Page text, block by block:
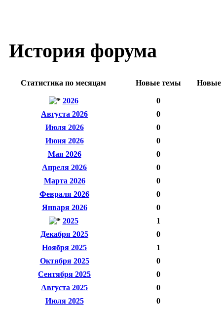
История форума
Статистика по месяцам Новые темы Новые
2026
0
Августа 2026
0
Июля 2026
0
Июня 2026
0
Мая 2026
0
Апреля 2026
0
Марта 2026
0
Февраля 2026
0
Января 2026
0
2025
1
Декабря 2025
0
Ноября 2025
1
Октября 2025
0
Сентября 2025
0
Августа 2025
0
Июля 2025
0